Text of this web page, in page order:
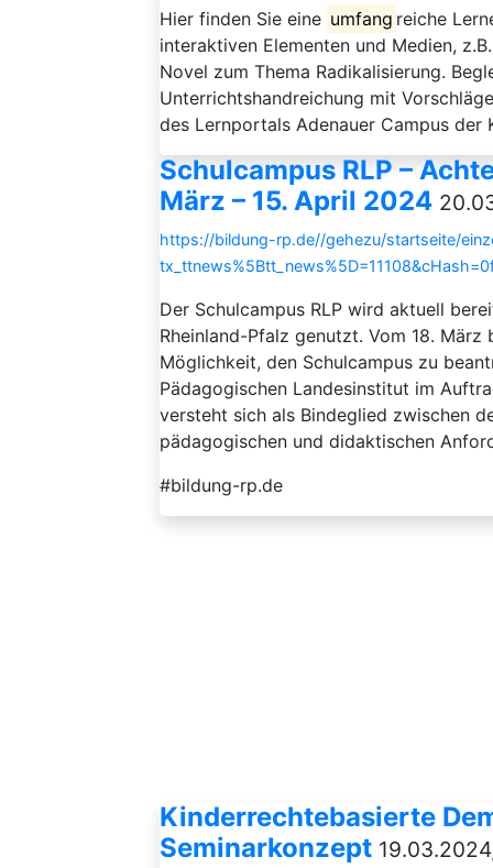
Hier finden Sie eine umfang reiche
interaktiven Elementen und Medien,
Novel zum Thema Radikalisierung.
Unterrichtshandreichung mit
des Lernportals Adenauer Campus der
Schulcampus RLP –
März – 15. April 2024
https://bildung-rp.de//gehezu/startseite/
Der Schulcampus RLP wird aktuell
Rheinland-Pfalz genutzt. Vom 18.
Möglichkeit, den Schulcampus zu
Pädagogischen Landesinstitut im
versteht sich als Bindeglied zwischen
pädagogischen und didaktischen
#bildung-rp.de
Kinderrechtebasierte
Seminarkonzept